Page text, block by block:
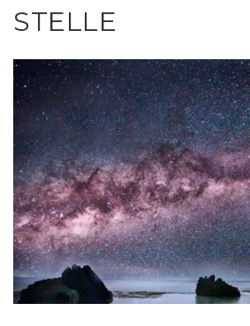
STELLE